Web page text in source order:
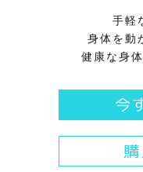
手軽
身体を動
健康な身
今